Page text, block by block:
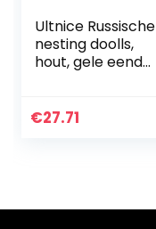
Ultnice Russische
nesting doolls,
hout, gele eend
€27.71